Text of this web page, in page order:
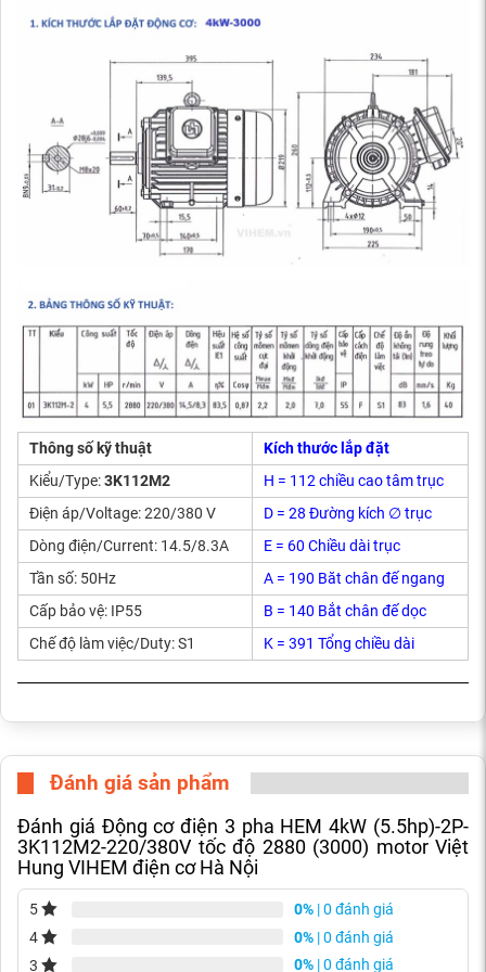
Thông số kỹ thuật
Kích thước lắp đặt
Kiểu/Type:3K112M2
H = 112 chiều cao tâm trục
Điện áp/Voltage: 220/380 V
D = 28 Đường kích ∅ trục
Dòng điện/Current: 14.5/8.3A
E = 60 Chiều dài trục
Tần số: 50Hz
A = 190 Băt chân đế ngang
Cấp bảo vệ: IP55
B = 140 Bắt chân đế dọc
Chế độ làm việc/Duty: S1
K = 391 Tổng chiều dài
Đánh giá sản phẩm
Đánh giá Động cơ điện 3 pha HEM 4kW (5.5hp)-2P-
3K112M2-220/380V tốc độ 2880 (3000) motor Việt
Hung VIHEM điện cơ Hà Nội
5 0% | 0 đánh giá
4
0% | 0 đánh giá
3
0% | 0 đánh giá